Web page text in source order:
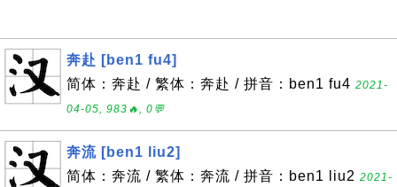
奔赴 [ben1 fu4]
简体：奔赴 / 繁体：奔赴 / 拼音：ben1 fu4 2021-
04-05, 983🔥, 0💬
奔流 [ben1 liu2]
简体：奔流 / 繁体：奔流 / 拼音：ben1 liu2 2021-